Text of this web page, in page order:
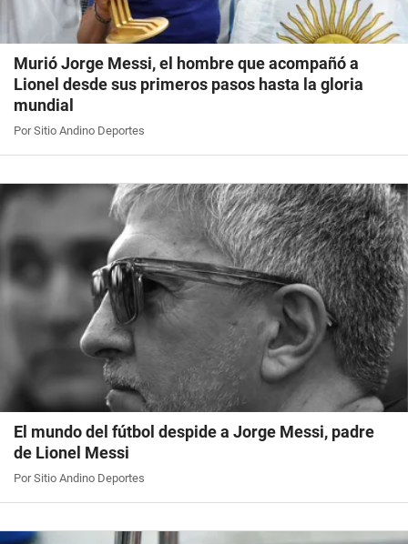
Murió Jorge Messi, el hombre que acompañó a
Lionel desde sus primeros pasos hasta la gloria
mundial
Por Sitio Andino Deportes
El mundo del fútbol despide a Jorge Messi, padre
de Lionel Messi
Por Sitio Andino Deportes